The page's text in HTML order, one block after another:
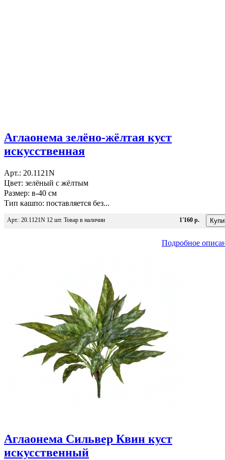
Аглаонема зелёно-жёлтая куст
искусственная
Арт.: 20.1121N
Цвет: зелёный с жёлтым
Размер: в-40 см
Тип кашпо: поставляется без...
Арт.: 20.1121N 12 шт. Товар в наличии 1'160 р.
Подробное
Аглаонема Сильвер Квин куст
искусственный